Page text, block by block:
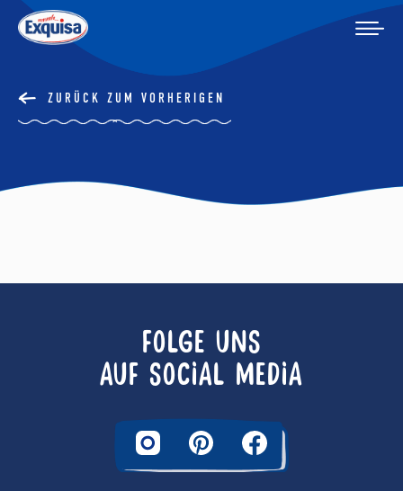
ZURÜCK ZUM VORHERIGEN
FOLGE UNS
AUF SOCIAL MEDIA